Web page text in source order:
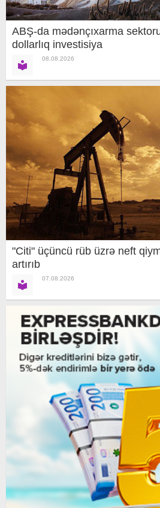
ABŞ-da mədənçıxarma
dollarlıq investisiya
08.08.2026
"Citi" üçüncü rüb üzrə neft
artırıb
07.08.2026